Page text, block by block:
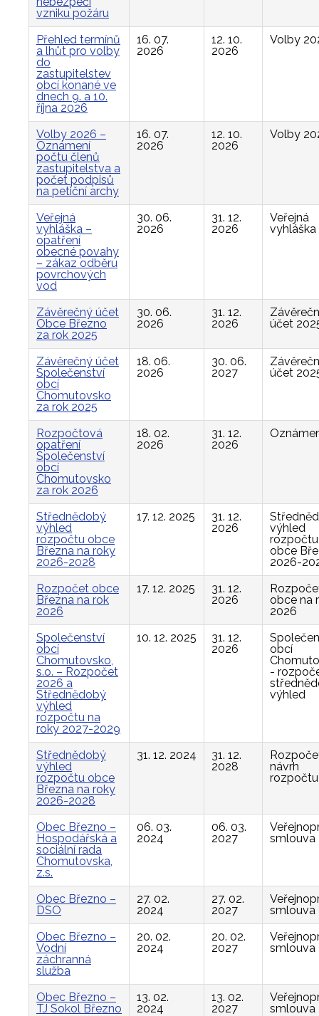
vzniku požáru
Přehled termínů
a lhůt pro volby
do
zastupitelstev
obcí konané ve
dnech 9. a 10.
října 2026
16. 07.
2026
12. 10.
2026
Volby
Volby 2026 –
Oznámení
počtu členů
zastupitelstva a
počet podpisů
na petiční archy
16. 07.
2026
12. 10.
2026
Volby
Veřejná
vyhláška –
opatření
obecné povahy
– zákaz odběru
povrchových
vod
30. 06.
2026
31. 12.
2026
Veřejná
vyhláška
Závěrečný účet
Obce Březno
za rok 2025
30. 06.
2026
31. 12.
2026
účet
Závěrečný účet
Společenství
obcí
Chomutovsko
za rok 2025
18. 06.
2026
30. 06.
2027
účet
Rozpočtová
opatření
Společenství
obcí
Chomutovsko
za rok 2026
18. 02.
2026
31. 12.
2026
Střednědobý
výhled
rozpočtu obce
Března na roky
2026-2028
17. 12. 2025
31. 12.
2026
výhled
rozpočtu
obce
2026-
Rozpočet obce
Března na rok
2026
17. 12. 2025
31. 12.
2026
obce na
2026
Společenství
obcí
Chomutovsko,
s.o. – Rozpočet
2026 a
Střednědobý
výhled
rozpočtu na
roky 2027-2029
10. 12. 2025
31. 12.
2026
obcí
-
výhled
Střednědobý
výhled
rozpočtu obce
Března na roky
2026-2028
31. 12. 2024
31. 12.
2028
návrh
rozpočtu
Obec Březno –
Hospodářská a
sociální rada
Chomutovska,
z.s.
06. 03.
2024
06. 03.
2027
smlouva
Obec Březno –
DSO
27. 02.
2024
27. 02.
2027
smlouva
Obec Březno –
Vodní
záchranná
služba
20. 02.
2024
20. 02.
2027
smlouva
Obec Březno –
TJ Sokol Březno
13. 02.
2024
13. 02.
2027
smlouva